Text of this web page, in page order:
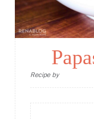
Recipe by